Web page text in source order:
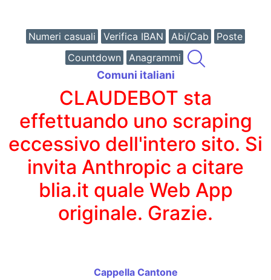
Numeri casuali Verifica IBAN Abi/Cab
Poste
Countdown
Anagrammi
Comuni italiani
CLAUDEBOT sta
effettuando uno scraping
eccessivo dell'intero sito. Si
invita Anthropic a citare
blia.it quale Web App
originale. Grazie.
Cappella Cantone